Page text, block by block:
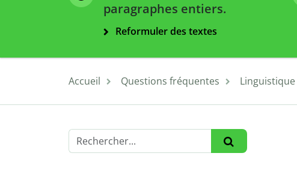
paragraphes entiers.
Reformuler des textes
Accueil Questions fréquentes Linguistique